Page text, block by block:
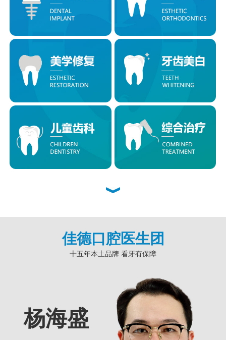
佳德口腔医生团
十五年本土品牌 看牙有保障
杨海盛